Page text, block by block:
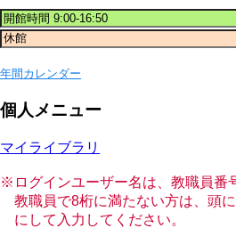
年間カレンダー
個人メニュー
マイライブラリ
※ログインユーザー名は、教職員番
教職員で8桁に満たない方は、頭
にして入力してください。